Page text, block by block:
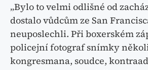
„Bylo to velmi odlišné od
dostalo vůdcům ze San
neuposlechli. Při boxerském
policejní fotograf snímky
kongresmana, soudce,